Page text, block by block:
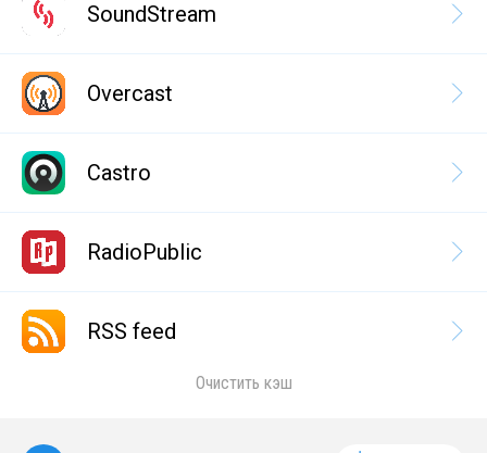
SoundStream
Overcast
Castro
RadioPublic
RSS feed
Очистить кэш